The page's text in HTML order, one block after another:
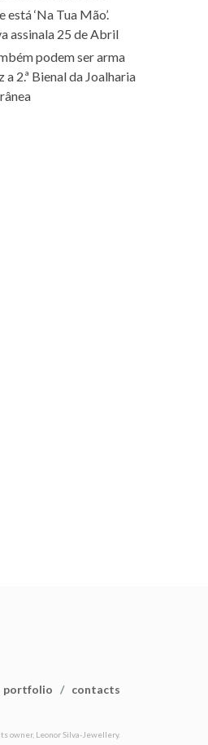
‘Na Tua Mão’.
assinala 25 de Abril
podem ser arma
2.ª Bienal da Joalharia
portfolio / contacts
owner, Leonor Silva-Jewellery.